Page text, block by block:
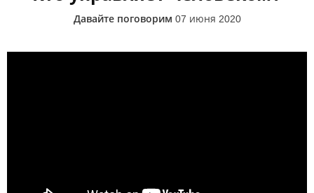
Давайте поговорим 07 июня 2020